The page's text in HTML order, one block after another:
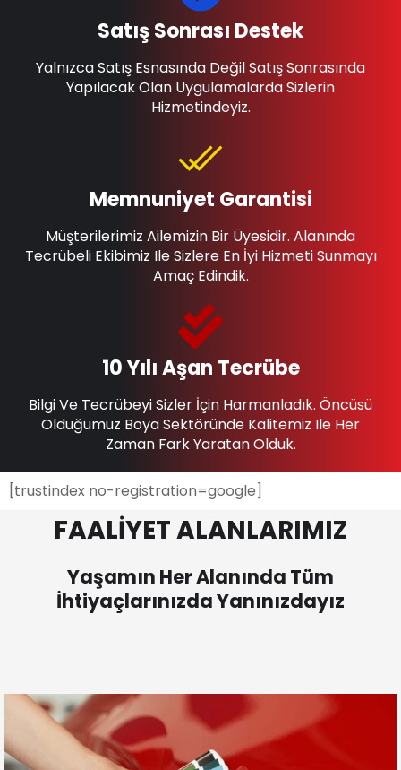
10 Yılı Aşan Tecrübe
Bilgi Ve Tecrübeyi Sizler İçin Harmanladık. Öncüsü
Olduğumuz Boya Sektöründe Kalitemiz Ile Her
Zaman Fark Yaratan Olduk.
Memnuniyet Garantisi
Müşterilerimiz Ailemizin Bir Üyesidir. Alanında
Tecrübeli Ekibimiz Ile Sizlere En İyi Hizmeti Sunmayı
Amaç Edindik.
Satış Sonrası Destek
Yalnızca Satış Esnasında Değil Satış Sonrasında
Yapılacak Olan Uygulamalarda Sizlerin
Hizmetindeyiz.
[trustindex no-registration=google]
FAALİYET ALANLARIMIZ
Yaşamın Her Alanında Tüm
İhtiyaçlarınızda Yanınızdayız